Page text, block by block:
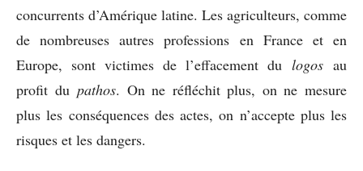
concurrents d’Amérique latine. Les agriculteurs, comme
de nombreuses autres professions en France et en
Europe, sont victimes de l’effacement du logos au
profit dupathos. On ne réfléchit plus, on ne mesure
plus les conséquences des actes, on n’accepte plus les
risques et les dangers.